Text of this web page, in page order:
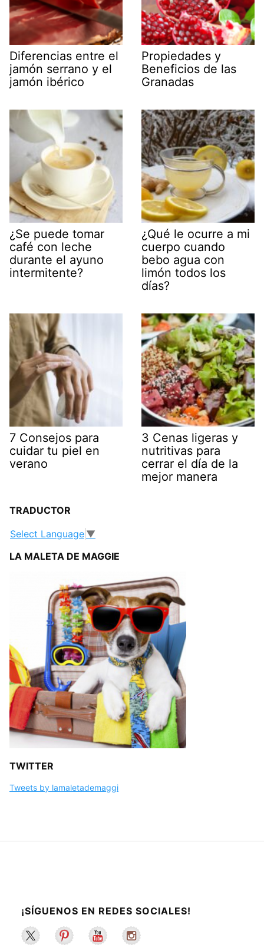
Diferencias entre el
jamón serrano y el
jamón ibérico
Propiedades y
Beneficios de las
Granadas
¿Se puede tomar
café con leche
durante el ayuno
intermitente?
¿Qué le ocurre a mi
cuerpo cuando
bebo agua con
limón todos los
días?
7 Consejos para
cuidar tu piel en
verano
3 Cenas ligeras y
nutritivas para
cerrar el día de la
mejor manera
TRADUCTOR
Select Language ▼
LA MALETA DE MAGGIE
TWITTER
Tweets by lamaletademaggi
¡SÍGUENOS EN REDES SOCIALES!